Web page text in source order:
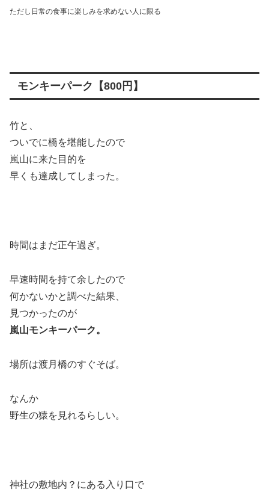
ただし日常の食事に楽しみを求めない人に限る
モンキーパーク【800円】
竹と、
ついでに橋を堪能したので
嵐山に来た目的を
早くも達成してしまった。
時間はまだ正午過ぎ。
早速時間を持て余したので
何かないかと調べた結果、
見つかったのが
嵐山モンキーパーク。
場所は渡月橋のすぐそば。
なんか
野生の猿を見れるらしい。
神社の敷地内？にある入り口で